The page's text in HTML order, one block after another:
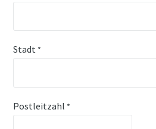
Stadt *
Postleitzahl *